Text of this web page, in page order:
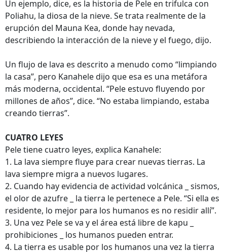
Un ejemplo, dice, es la historia de Pele en trifulca con
Poliahu, la diosa de la nieve. Se trata realmente de la
erupción del Mauna Kea, donde hay nevada,
describiendo la interacción de la nieve y el fuego, dijo.
Un flujo de lava es descrito a menudo como “limpiando
la casa”, pero Kanahele dijo que esa es una metáfora
más moderna, occidental. “Pele estuvo fluyendo por
millones de años”, dice. “No estaba limpiando, estaba
creando tierras”.
CUATRO LEYES
Pele tiene cuatro leyes, explica Kanahele:
1. La lava siempre fluye para crear nuevas tierras. La
lava siempre migra a nuevos lugares.
2. Cuando hay evidencia de actividad volcánica _ sismos,
el olor de azufre _ la tierra le pertenece a Pele. “Si ella es
residente, lo mejor para los humanos es no residir allí”.
3. Una vez Pele se va y el área está libre de kapu _
prohibiciones _ los humanos pueden entrar.
4. La tierra es usable por los humanos una vez la tierra